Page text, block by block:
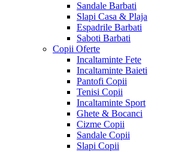
Sandale Barbati
Slapi Casa & Plaja
Espadrile Barbati
Saboti Barbati
Copii Oferte
Incaltaminte Fete
Incaltaminte Baieti
Pantofi Copii
Tenisi Copii
Incaltaminte Sport
Ghete & Bocanci
Cizme Copii
Sandale Copii
Slapi Copii